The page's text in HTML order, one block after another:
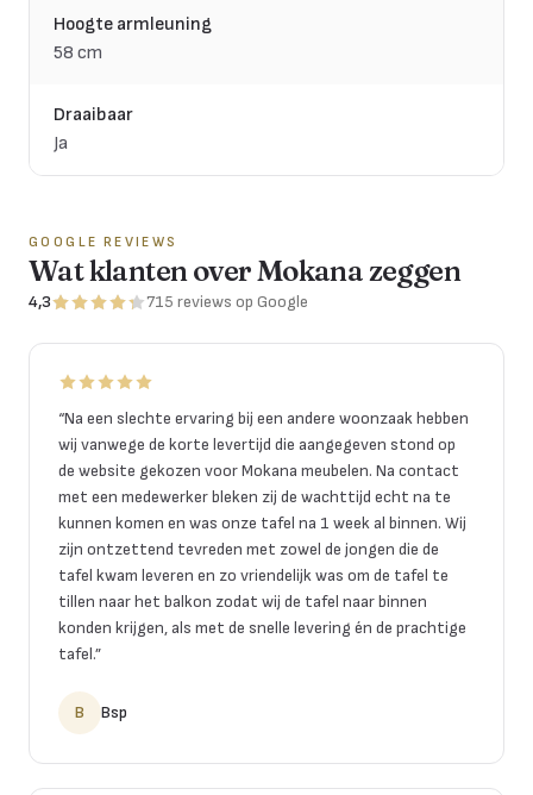
Hoogte armleuning
58 cm
Draaibaar
Ja
GOOGLE REVIEWS
Wat klanten over Mokana zeggen
4,3 715 reviews op Google
“Na een slechte ervaring bij een andere woonzaak hebben
wij vanwege de korte levertijd die aangegeven stond op
de website gekozen voor Mokana meubelen. Na contact
met een medewerker bleken zij de wachttijd echt na te
kunnen komen en was onze tafel na 1 week al binnen. Wij
zijn ontzettend tevreden met zowel de jongen die de
tafel kwam leveren en zo vriendelijk was om de tafel te
tillen naar het balkon zodat wij de tafel naar binnen
konden krijgen, als met de snelle levering én de prachtige
tafel.”
B Bsp